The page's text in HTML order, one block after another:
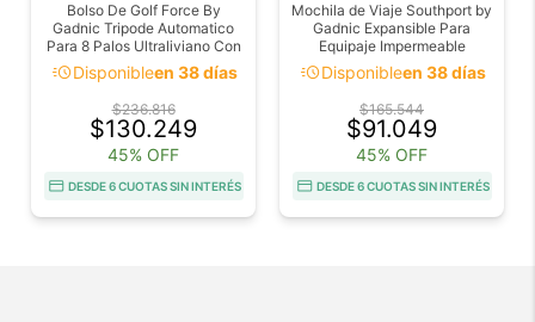
Bolso De Golf Force By
Gadnic Tripode Automatico
Para 8 Palos Ultraliviano Con
Bolsillo Refrigerado
acuteDisponibleen 38 días
$236.816
$130.249
45% OFF
DESDE 6 CUOTAS SIN INTERÉS
Mochila de Viaje Southport by
Gadnic Expansible Para
Equipaje Impermeable
acuteDisponibleen 38 días
$165.544
$91.049
45% OFF
DESDE 6 CUOTAS SIN INTERÉS